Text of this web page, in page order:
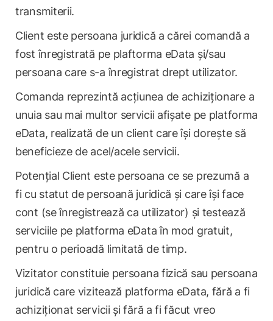
transmiterii.
Client este persoana juridică a cărei comandă a
fost înregistrată pe plaftorma eData și/sau
persoana care s-a înregistrat drept utilizator.
Comanda reprezintă acțiunea de achiziționare a
unuia sau mai multor servicii afișate pe platforma
eData, realizată de un client care își dorește să
beneficieze de acel/acele servicii.
Potențial Client este persoana ce se prezumă a
fi cu statut de persoană juridică și care își face
cont (se înregistrează ca utilizator) și testează
serviciile pe platforma eData în mod gratuit,
pentru o perioadă limitată de timp.
Vizitator constituie persoana fizică sau persoana
juridică care vizitează platforma eData, fără a fi
achiziționat servicii și fără a fi făcut vreo